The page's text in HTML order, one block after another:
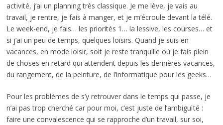
activité, j’ai un planning très classique. Je me lève, je vais au
travail, je rentre, je fais à manger, et je m’écroule devant la télé.
Le week-end, je fais… les priorités 1… la lessive, les courses… et
si j’ai un peu de temps, quelques loisirs. Quand je suis en
vacances, en mode loisir, soit je reste tranquille où je fais plein
de choses en retard qui attendent depuis les dernières vacances,
du rangement, de la peinture, de l’informatique pour les geeks…
Pour les problèmes de s’y retrouver dans le temps qui passe, je
n’ai pas trop cherché car pour moi, c’est juste de l’ambiguïté :
faire une convalescence qui se rapproche d’un travail, sur soi,